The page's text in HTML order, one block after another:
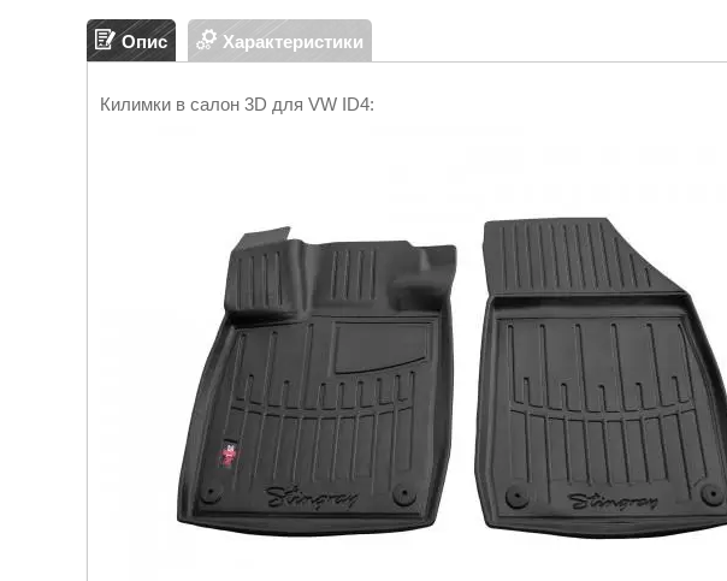
Опис Характеристики
Килимки в салон 3D для VW ID4: